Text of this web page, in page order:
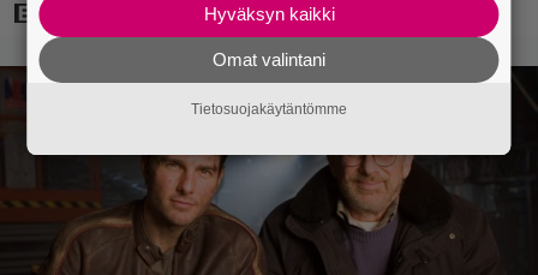
Hyväksyn kaikki
Omat valintani
Tietosuojakäytäntömme